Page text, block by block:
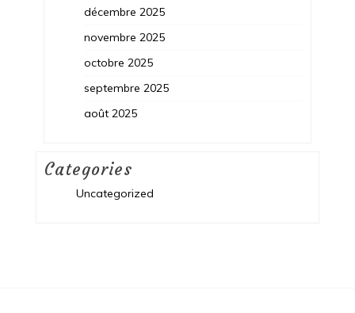
décembre 2025
novembre 2025
octobre 2025
septembre 2025
août 2025
Categories
Uncategorized